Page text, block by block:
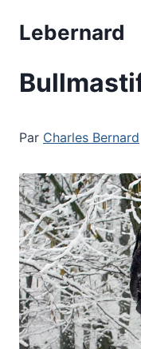
Lebernard
Par Charles Bernard